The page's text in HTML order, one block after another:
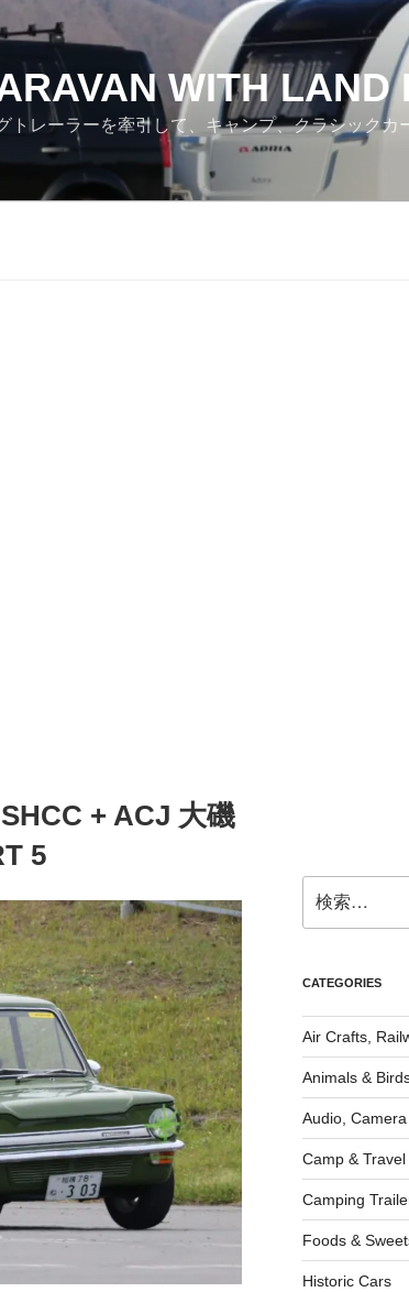
WITH LAND
トレーラーを牽引して、キャンプ、クラシックカ
+ ACJ 大磯
5
索:
CATEGORIES
Air Crafts,
Animals &
Audio,
Camp & Travel
Camping
Foods &
Historic Cars